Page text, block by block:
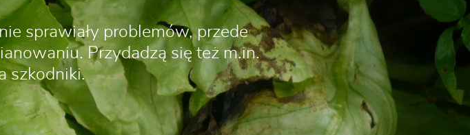
sprawiały problemów, przede
Przydadzą się też m.in.
szkodniki.